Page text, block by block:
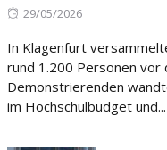
Posted
29/05/2026
In Klagenfurt
rund 1.200 Personen vor
Demonstrierenden
im Hochschulbudget und...